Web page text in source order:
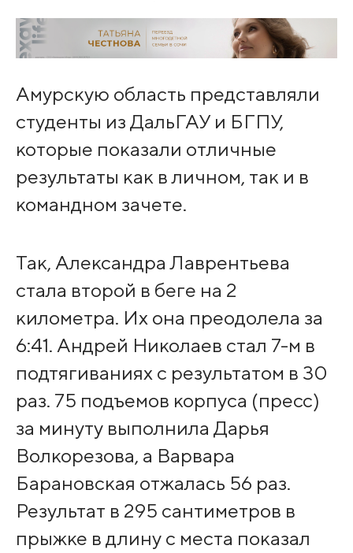
Амурскую область представляли
студенты из ДальГАУ и БГПУ,
которые показали отличные
результаты как в личном, так и в
командном зачете.
Так, Александра Лаврентьева
стала второй в беге на 2
километра. Их она преодолела за
6:41. Андрей Николаев стал 7-м в
подтягиваниях с результатом в 30
раз. 75 подъемов корпуса (пресс)
за минуту выполнила Дарья
Волкорезова, а Варвара
Барановская отжалась 56 раз.
Результат в 295 сантиметров в
прыжке в длину с места показал